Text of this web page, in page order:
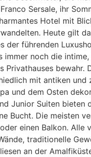
Sersale, ihr
Hotel mit
Heute gilt
der führenden
immer noch die
Privathauses bewahr.
mit antiken und
und dem Osten
Junior Suiten bieten
Bucht. Die meisten
einen Balkon. Alle
traditionelle
an der